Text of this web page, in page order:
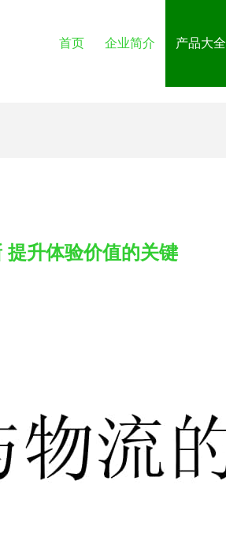
首页 企业简介 产品大全
升体验价值的关键